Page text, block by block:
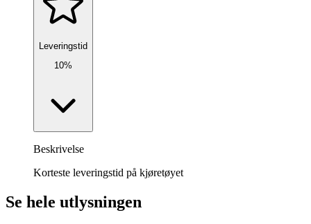
Leveringstid
10%
Beskrivelse
Korteste leveringstid på kjøretøyet
Se hele utlysningen